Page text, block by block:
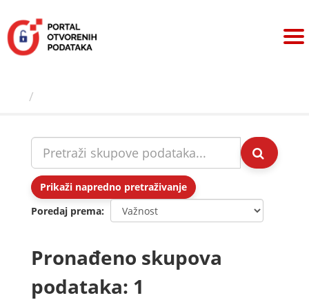
sadržaj
Prikaži napredno pretraživanje
Poredaj prema
Pronađeno skupova
podataka: 1